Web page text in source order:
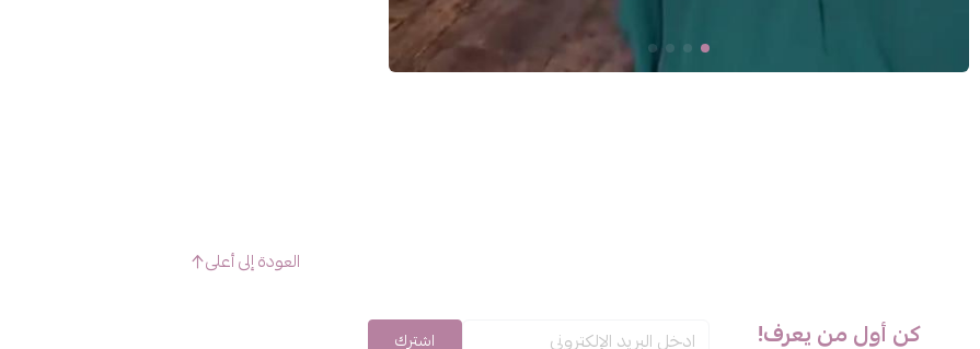
العودة إلى أعلى
كن أول من يعرف! اشترك